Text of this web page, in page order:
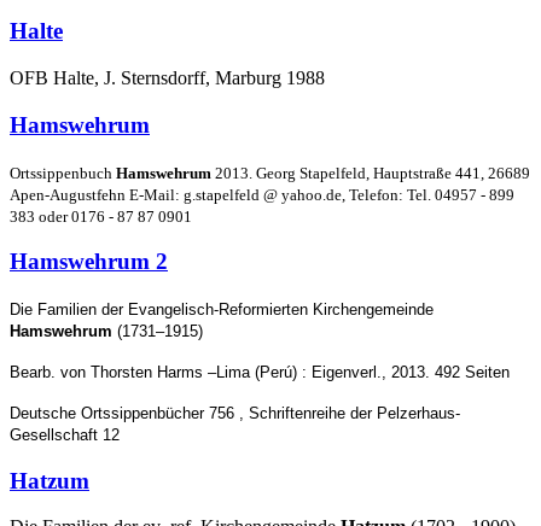
Halte
OFB Halte, J. Sternsdorff, Marburg 1988
Hamswehrum
Ortssippenbuch Hamswehrum 2013. Georg Stapelfeld, Hauptstraße 441, 26689
Apen-Augustfehn E-Mail: g.stapelfeld @ yahoo.de, Telefon: Tel. 04957 - 899
383 oder 0176 - 87 87 0901
Hamswehrum 2
Die Familien der Evangelisch-Reformierten Kirchengemeinde
Hamswehrum (1731–1915)
Bearb. von Thorsten Harms –Lima (Perú) : Eigenverl., 2013. 492 Seiten
Deutsche Ortssippenbücher 756 , Schriftenreihe der Pelzerhaus-
Gesellschaft 12
Hatzum